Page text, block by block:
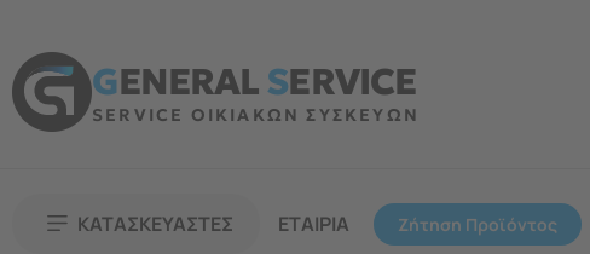
GENERALSERVICE
SERVICE ΟΙΚΙΑΚΩΝ ΣΥΣΚΕΥΩΝ
ΚΑΤΑΣΚΕΥΑΣΤΕΣ ΕΤΑΙΡΙΑ Ζήτηση Προϊόντος